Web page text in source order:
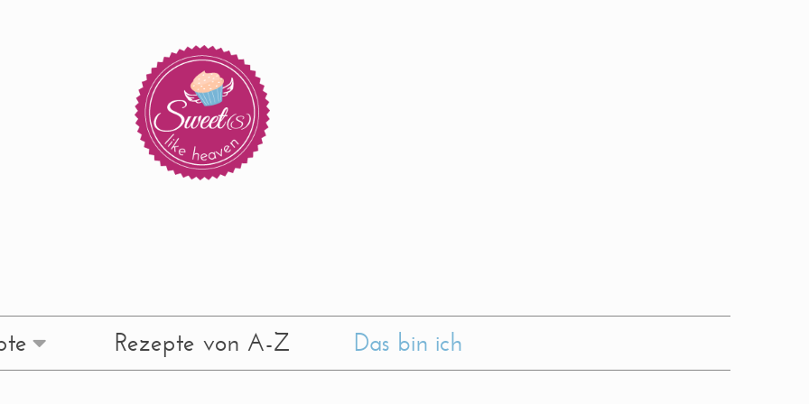
Rezepte von A-Z Das bin ich